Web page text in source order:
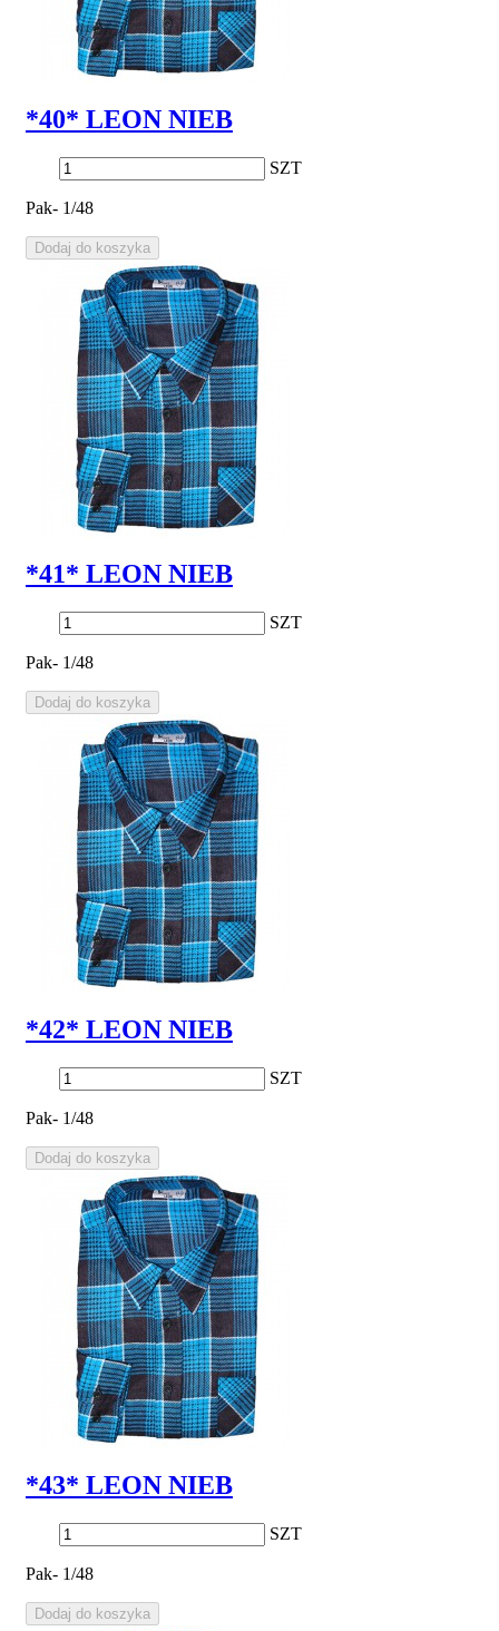
*40* LEON NIEB
SZT
Pak- 1/48
Dodaj do koszyka
*41* LEON NIEB
SZT
Pak- 1/48
Dodaj do koszyka
*42* LEON NIEB
SZT
Pak- 1/48
Dodaj do koszyka
*43* LEON NIEB
SZT
Pak- 1/48
Dodaj do koszyka